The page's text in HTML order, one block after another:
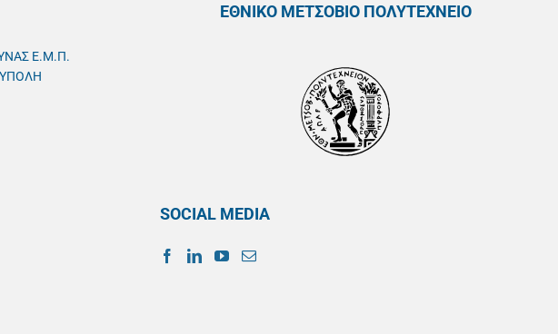
Ε.Μ.Π.
ΕΘΝΙΚΟ ΜΕΤΣΟΒΙΟ ΠΟΛΥΤΕΧΝΕΙΟ
SOCIAL MEDIA